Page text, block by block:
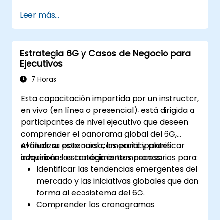
Definir estrategias de prueba, validación y
monitoreo operativo para garantizar el
rendimiento y la confiabilidad.
Desarrollar una hoja de ruta de migración
por fases y de inversión alineada con las
prioridades comerciales y la gestión de
Leer más...
Estrategia 6G y Casos de Negocio para
Ejecutivos
7 Horas
Esta capacitación impartida por un instructor,
en vivo (en línea o presencial), está dirigida a
participantes de nivel ejecutivo que deseen
comprender el panorama global del 6G,
evaluar su potencial comercial y planificar
inversiones estratégicas tempranas.
Al finalizar este curso, los participantes
adquirirán los conocimientos necesarios para:
Identificar las tendencias emergentes del
mercado y las iniciativas globales que dan
forma al ecosistema del 6G.
Comprender los cronogramas